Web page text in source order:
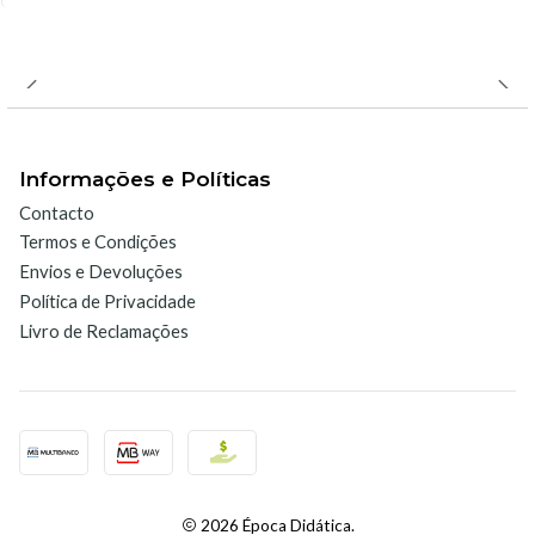
Características
- Contador de horas integrado
- Tempo de aquecimento curto
Iluminação LED
Segundo ASTM D1729, ISO3664, DIN, ANSI, BSI
- Caixa de fácil manutenção
- Grande superfície iluminada
Informações e Políticas
Contacto
Termos e Condições
Envios e Devoluções
Política de Privacidade
Livro de Reclamações
2026 Época Didática.